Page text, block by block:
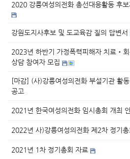
2020 강릉여성의전화 총선대응활동 후
강원도지사후보 및 도교육감 질의 답변서
2023년 하반기 가정폭력피해자 치료‧
상담 참여자 모집
[마감] (사)강릉여성의전화 부설기관 활
공고
2021년 한국여성의전화 임시총회 개최
2022년 사)강릉여성의전화 제2차 정기총
2021년 1차 정기총회 자료